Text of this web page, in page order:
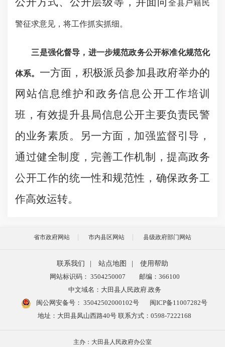
全县户籍民
警征求意见，将工作抓实抓细。
三是强化督导，进一步规范政务公开标准化规范化
体系。 一方面，积极派员参加县政府举办的
网站信息维护和政务信息公开工作培训
班，有效提升县局信息公开主要负责民警
的业务素质。另一方面，加强监督引导，
通过健全制度，完善工作机制，提高政务
公开工作的统一性和规范性，确保政务工
作高效运转。
省市政府网站 市内县区网站 县级政府部门网站
联系我们 站点地图
使用帮助
网站标识码： 3504250007
邮编：366100
中文域名：大田县人民政府.政务
闽公网安备号： 35042502000102号
闽ICP备11007282号
地址：大田县凤山西路40号 联系方式：0598-7222168
主办：大田县人民政府办公室